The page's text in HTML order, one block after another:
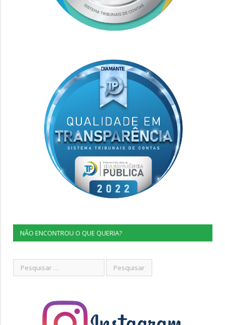
NÃO ENCONTROU O QUE QUERIA?